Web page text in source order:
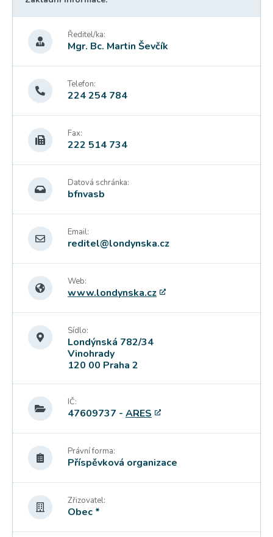
Ředitel/ka:
Mgr. Bc. Martin Ševčík
Telefon:
224 254 784
Fax:
222 514 734
Datová schránka:
bfnvasb
Email:
reditel@londynska.cz
Web:
www.londynska.cz
Sídlo:
Londýnská 782/34
Vinohrady
120 00 Praha 2
IČ:
47609737 - ARES
Právní forma:
Příspěvková organizace
Zřizovatel:
Obec *